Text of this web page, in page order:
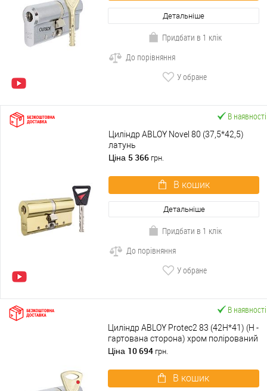
Детальніше
Придбати в 1 клік
До порівняння
У обране
В наявності
Циліндр ABLOY Novel 80 (37,5*42,5)
латунь
Ціна 5 366 грн.
В кошик
Детальніше
Придбати в 1 клік
До порівняння
У обране
В наявності
Циліндр ABLOY Protec2 83 (42H*41) (H -
гартована сторона) хром полірований
Ціна 10 694 грн.
В кошик